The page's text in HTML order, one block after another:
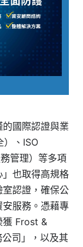
國際認證與業
）、ISO
管理）等多項
也取得高規格
認證，確保公
服務。憑藉專
獲 Frost &
司」，以及其